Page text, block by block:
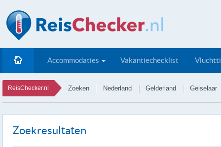
Accommodaties Vakantiechecklist
ReisChecker.nl Zoeken Nederland Gelderland Gelselaar
Zoekresultaten